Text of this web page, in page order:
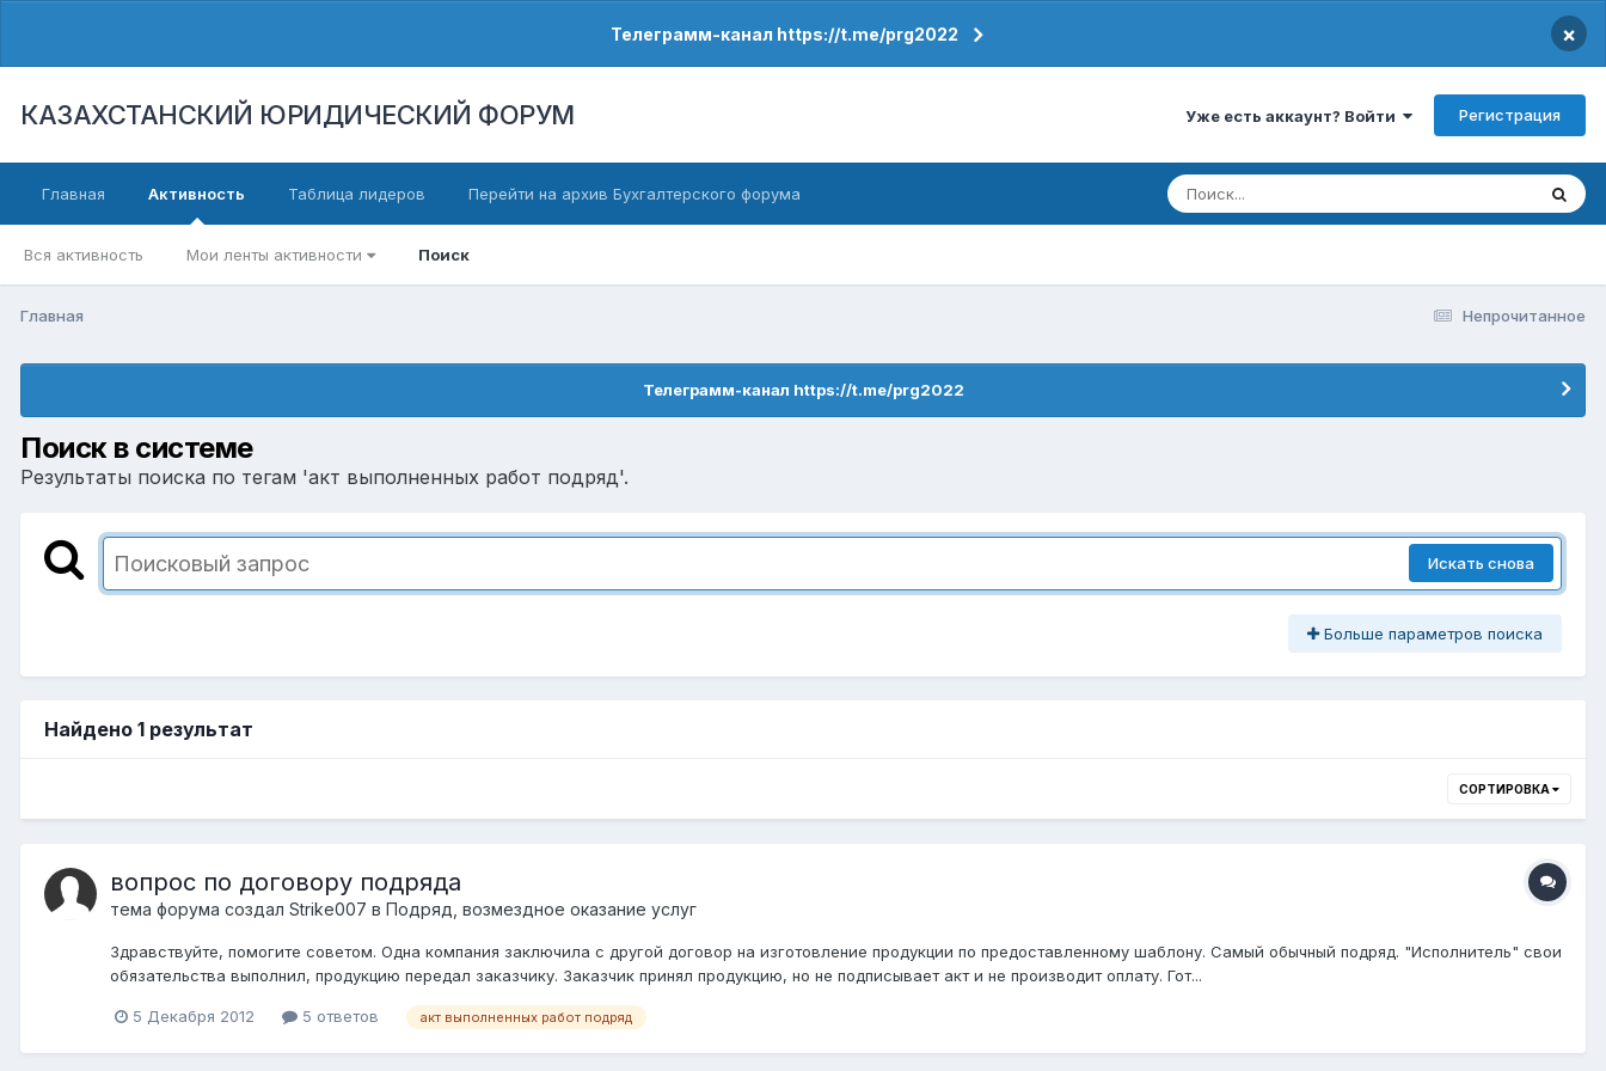
Телеграмм-канал https://t.me/prg2022 ×
КАЗАХСТАНСКИЙ ЮРИДИЧЕСКИЙ ФОРУМ Уже есть аккаунт? Войти Регистрация
Главная Активность
Вся активность Мои ленты активности Поиск
Таблица лидеров Перейти на архив Бухгалтерского форума
Непрочитанное
Главная
Телеграмм-канал https://t.me/prg2022
Поиск в системе
Результаты поиска по тегам 'акт выполненных работ подряд'.
Искать снова
Больше параметров поиска
Найдено 1 результат
СОРТИРОВКА
вопрос по договору подряда
тема форума создал Strike007 в Подряд, возмездное оказание услуг
Здравствуйте, помогите советом. Одна компания заключила с другой договор на изготовление продукции по предоставленному шаблону. Самый обычный подряд. "Исполнитель" свои
обязательства выполнил, продукцию передал заказчику. Заказчик принял продукцию, но не подписывает акт и не производит оплату. Гот...
5 Декабря 2012 5 ответов акт выполненных работ подряд